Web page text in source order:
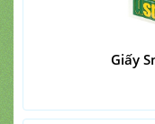
Giấy